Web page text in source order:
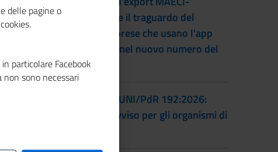
Unioncamere e il traguardo del
numero di imprese che usano l'app
Impresa Italia nel nuovo numero del
magazine
Certificazione UNI/PdR 192:2026:
pubblicato l'avviso per gli organismi di
delle pagine o
particolare Facebook
sono necessari